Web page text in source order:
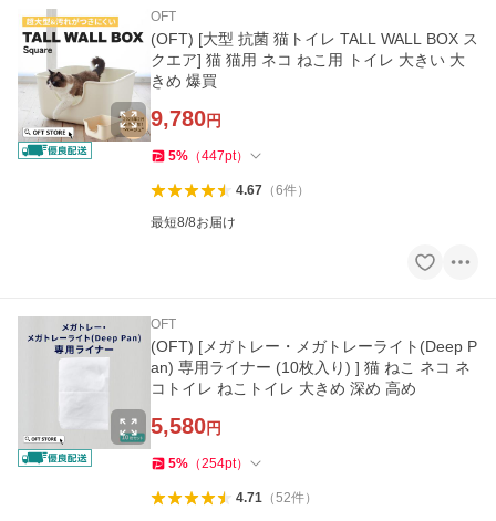
OFT
(OFT) [大型 抗菌 猫トイレ TALL WALL BOX ス
クエア] 猫 猫用 ネコ ねこ用 トイレ 大きい 大
きめ 爆買
9,780円
5% （447pt）
4.67（6件）
最短8/8お届け
OFT
(OFT) [メガトレー・メガトレーライト(Deep P
an) 専用ライナー (10枚入り) ] 猫 ねこ ネコ ネ
コトイレ ねこトイレ 大きめ 深め 高め
5,580円
5% （254pt）
4.71（52件）